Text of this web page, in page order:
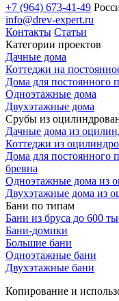
+7 (964) 673-41-49
info@drev-expert.ru
Контакты Статьи
Категории проектов
Дачные дома
Коттеджи на
Дома для постоянного
Одноэтажные дома
Двухэтажные дома
Срубы из
Дачные дома из
Коттеджи из
Дома для постоянного
бревна
Одноэтажные дома из
Двухэтажные дома из
Бани по типам
Бани из бруса до 600
Бани-домики
Большие бани
Одноэтажные бани
Двухэтажные бани
Копирование и